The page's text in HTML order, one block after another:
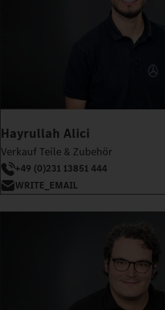
Hayrullah Alici
Verkauf Teile & Zubehör
+49 (0)231 13851 444
WRITE_EMAIL